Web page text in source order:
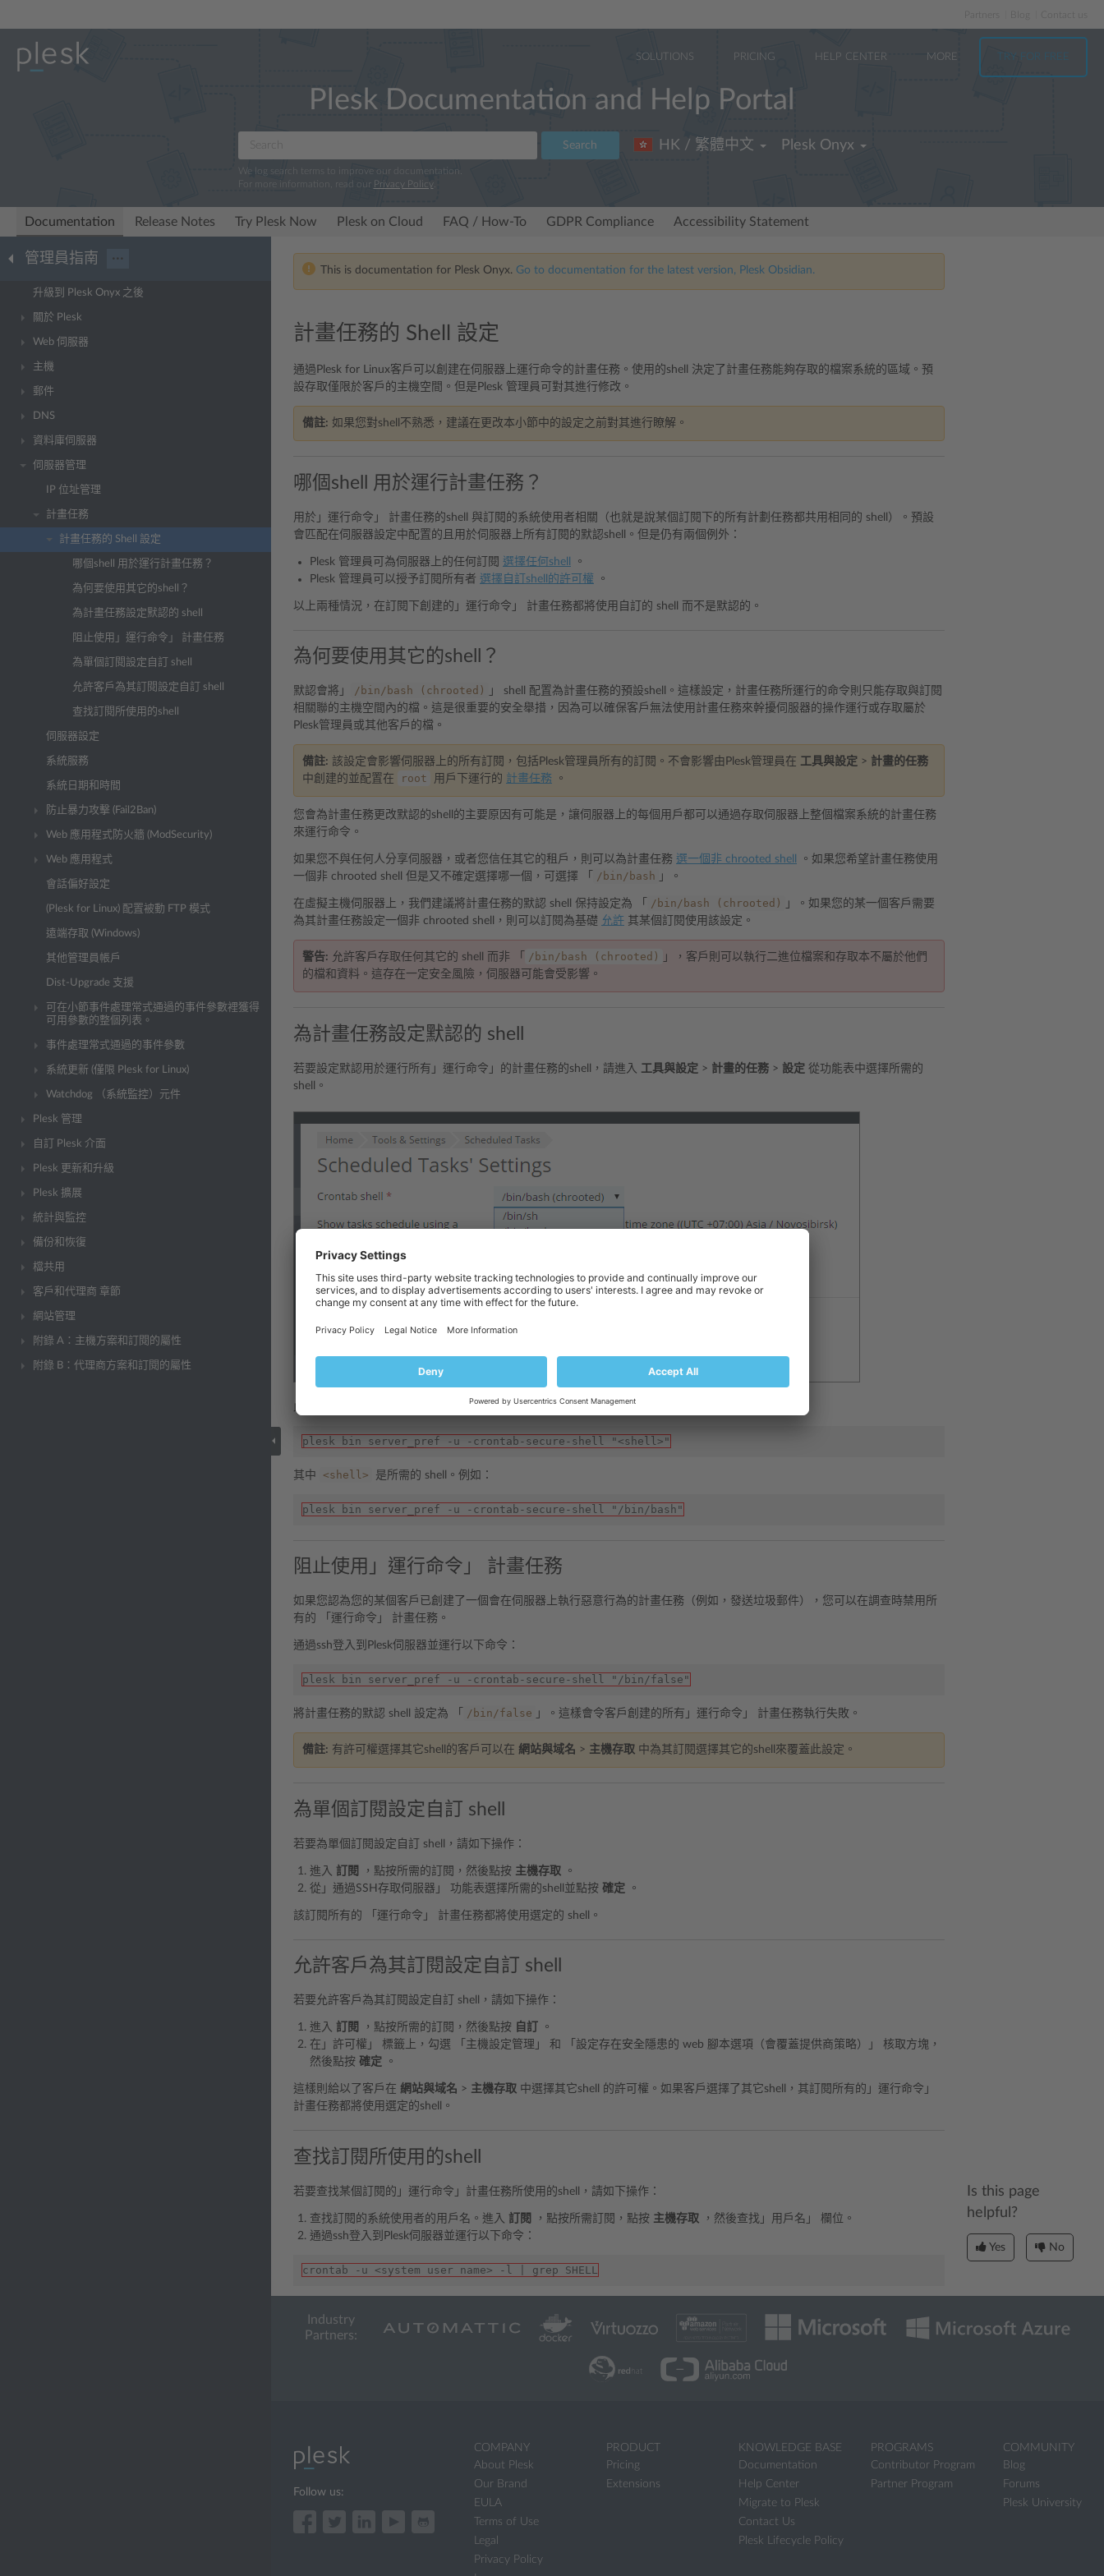
Partners
SOLUTIONS PRICING HELP CENTER MORE TRY FOR FREE
Plesk Documentation and Help Portal
Search
We log search terms to improve our documentation.
For more information, read our Privacy Policy.
HK / 繁體中文 Plesk Onyx
Documentation Release Notes Try Plesk Now Plesk on Cloud FAQ / How-To GDPR Compliance Accessibility Statement
管理員指南 ···
升級到 Plesk Onyx 之後
關於 Plesk
Web 伺服器
主機
郵件
DNS
資料庫伺服器
伺服器管理
IP 位址管理
計畫任務
計畫任務的 Shell 設定
哪個shell 用於運行計畫任務？
為何要使用其它的shell？
為計畫任務設定默認的 shell
阻止使用」運行命令」 計畫任務
為單個訂閱設定自訂 shell
允許客戶為其訂閱設定自訂 shell
查找訂閱所使用的shell
伺服器設定
系統服務
系統日期和時間
防止暴力攻擊 (Fail2Ban)
Web 應用程式防火牆 (ModSecurity)
Web 應用程式
會話偏好設定
(Plesk for Linux) 配置被動 FTP 模式
遠端存取 (Windows)
其他管理員帳戶
Dist-Upgrade 支援
可在小節事件處理常式通過的事件參數裡獲得
可用參數的整個列表。
事件處理常式通過的事件參數
系統更新 (僅限 Plesk for Linux)
Watchdog （系統監控）元件
Plesk 管理
自訂 Plesk 介面
Plesk 更新和升級
Plesk 擴展
統計與監控
備份和恢復
檔共用
客戶和代理商 章節
網站管理
附錄 A：主機方案和訂閱的屬性
附錄 B：代理商方案和訂閱的屬性
This is documentation for Plesk Onyx. Go to documentation for the latest version, Plesk Obsidian.
計畫任務的 Shell 設定
通過Plesk for Linux客戶可以創建在伺服器上運行命令的計畫任務。使用的shell 決定了計畫任務能夠存取的檔案系統的區域。預
設存取僅限於客戶的主機空間。但是Plesk 管理員可對其進行修改。
備註: 如果您對shell不熟悉，建議在更改本小節中的設定之前對其進行瞭解。
哪個shell 用於運行計畫任務？
用於」運行命令」 計畫任務的shell 與訂閱的系統使用者相關（也就是說某個訂閱下的所有計劃任務都共用相同的 shell）。預設
會匹配在伺服器設定中配置的且用於伺服器上所有訂閱的默認shell。但是仍有兩個例外：
Plesk 管理員可為伺服器上的任何訂閱 選擇任何shell
。
Plesk 管理員可以授予訂閱所有者 選擇自訂shell的許可權 。
以上兩種情況，在訂閱下創建的」運行命令」 計畫任務都將使用自訂的 shell 而不是默認的。
為何要使用其它的shell？
默認會將」 /bin/bash (chrooted)
」 shell 配置為計畫任務的預設shell。這樣設定，計畫任務所運行的命令則只能存取與訂閱
相關聯的主機空間內的檔。這是很重要的安全舉措，因為可以確保客戶無法使用計畫任務來幹擾伺服器的操作運行或存取屬於
Plesk管理員或其他客戶的檔。
備註: 該設定會影響伺服器上的所有訂閱，包括Plesk管理員所有的訂閱。不會影響由Plesk管理員在 工具與設定 > 計畫的任務
中創建的並配置在
root 用戶下運行的 計畫任務 。
您會為計畫任務更改默認的shell的主要原因有可能是，讓伺服器上的每個用戶都可以通過存取伺服器上整個檔案系統的計畫任務
來運行命令。
如果您不與任何人分享伺服器，或者您信任其它的租戶，則可以為計畫任務 選一個非 chrooted shell
。如果您希望計畫任務使用
一個非 chrooted shell 但是又不確定選擇哪一個，可選擇 「
/bin/bash 」。
在虛擬主機伺服器上，我們建議將計畫任務的默認 shell 保持設定為 「 /bin/bash (chrooted)
」。如果您的某一個客戶需要
為其計畫任務設定一個非 chrooted shell，則可以訂閱為基礎 允許 其某個訂閱使用該設定。
警告: 允許客戶存取任何其它的 shell 而非 「 /bin/bash (chrooted)
」，客戶則可以執行二進位檔案和存取本不屬於他們
的檔和資料。這存在一定安全風險，伺服器可能會受影響。
為計畫任務設定默認的 shell
若要設定默認用於運行所有」運行命令」的計畫任務的shell，請進入 工具與設定 > 計畫的任務 > 設定 從功能表中選擇所需的
shell。
此外，您可以通過 ssh 登入伺服器並運行以下命令：
plesk bin server_pref -u -crontab-secure-shell "<shell>"
其中 <shell> 是所需的 shell。例如：
plesk bin server_pref -u -crontab-secure-shell "/bin/bash"
阻止使用」運行命令」 計畫任務
如果您認為您的某個客戶已創建了一個會在伺服器上執行惡意行為的計畫任務（例如，發送垃圾郵件），您可以在調查時禁用所
有的 「運行命令」 計畫任務。
通過ssh登入到Plesk伺服器並運行以下命令：
plesk bin server_pref -u -crontab-secure-shell "/bin/false"
將計畫任務的默認 shell 設定為 「 /bin/false 」。這樣會令客戶創建的所有」運行命令」 計畫任務執行失敗。
備註: 有許可權選擇其它shell的客戶可以在 網站與域名 > 主機存取 中為其訂閱選擇其它的shell來覆蓋此設定。
為單個訂閱設定自訂 shell
若要為單個訂閱設定自訂 shell，請如下操作：
進入 訂閱 ，點按所需的訂閱，然後點按 主機存取 。
從」通過SSH存取伺服器」 功能表選擇所需的shell並點按 確定 。
該訂閱所有的 「運行命令」 計畫任務都將使用選定的 shell。
允許客戶為其訂閱設定自訂 shell
若要允許客戶為其訂閱設定自訂 shell，請如下操作：
進入 訂閱 ，點按所需的訂閱，然後點按 自訂
。
在」許可權」 標籤上，勾選 「主機設定管理」 和 「設定存在安全隱患的 web 腳本選項（會覆蓋提供商策略）」 核取方塊，
然後點按 確定 。
這樣則給以了客戶在 網站與域名 > 主機存取 中選擇其它shell 的許可權。如果客戶選擇了其它shell，其訂閱所有的」運行命令」
計畫任務都將使用選定的shell。
查找訂閱所使用的shell
若要查找某個訂閱的」運行命令」計畫任務所使用的shell，請如下操作：
查找訂閱的系統使用者的用戶名。進入 訂閱 ，點按所需訂閱，點按 主機存取 ，然後查找」用戶名」 欄位。
通過ssh登入到Plesk伺服器並運行以下命令：
crontab -u <system user name> -l | grep SHELL
Is this page
helpful?
Yes No
Industry
Partners:
Follow us:
COMPANY
About Plesk
Our Brand
EULA
Terms of Use
Legal
Privacy Policy
PRODUCT
Pricing
Extensions
KNOWLEDGE BASE
Documentation
Help Center
Migrate to Plesk
Contact Us
Plesk Lifecycle Policy
PROGRAMS
Contributor Program
Partner Program
COMMUNITY
Blog
Forums
Plesk University